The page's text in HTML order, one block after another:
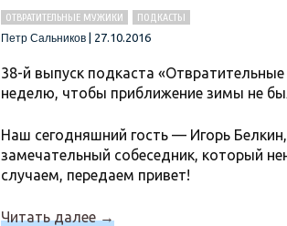
ОТВРАТИТЕЛЬНЫЕ МУЖИКИ
ПОДКАСТЫ
Петр Сальников
27.10.2016
38-й выпуск подкаста
неделю, чтобы приближение зимы не
Наш сегодняшний гость — Игорь
замечательный собеседник, который
случаем, передаем привет!
Читать далее→